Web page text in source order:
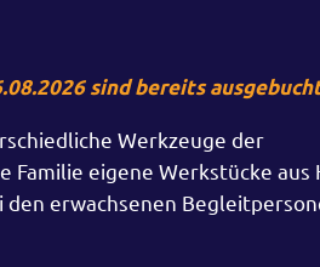
sind bereits
Werkzeuge der
eigene Werkstücke aus
erwachsenen